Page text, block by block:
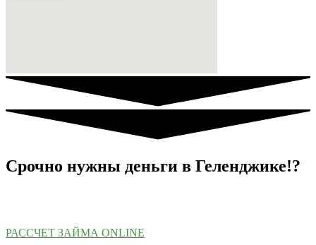
Срочно нужны деньги в Геленджике!?
РАССЧЕТ ЗАЙМА ONLINE